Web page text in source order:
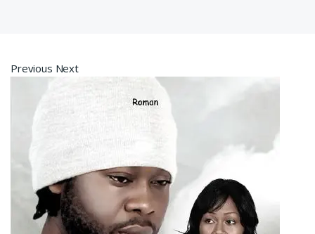
Previous Next